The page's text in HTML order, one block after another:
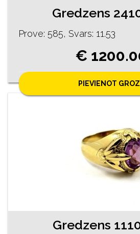
Gredzens
Prove: 585, Svars: 11.53
€
PIEVIENOT
Gredzens